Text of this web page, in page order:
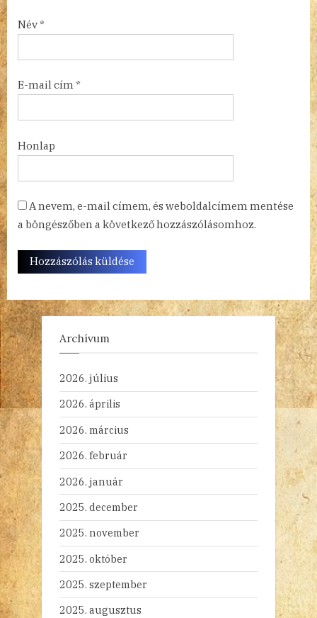
Név*
E-mail cím*
Honlap
A nevem, e-mail címem, és weboldalcímem mentése
a böngészőben a következő hozzászólásomhoz.
Archívum
2026. július
2026. április
2026. március
2026. február
2026. január
2025. december
2025. november
2025. október
2025. szeptember
2025. augusztus